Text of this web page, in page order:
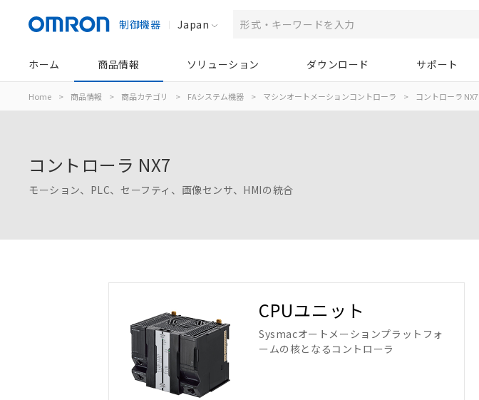
制御機器 Japan
ホーム 商品情報 ソリューション ダウンロード サポート
Home > 商品情報 > 商品カテゴリ > FAシステム機器 > マシンオートメーションコントローラ > コントローラ NX7
コントローラ NX7
モーション、PLC、セーフティ、画像センサ、HMIの統合
CPUユニット
Sysmacオートメーションプラットフォ
ームの核となるコントローラ